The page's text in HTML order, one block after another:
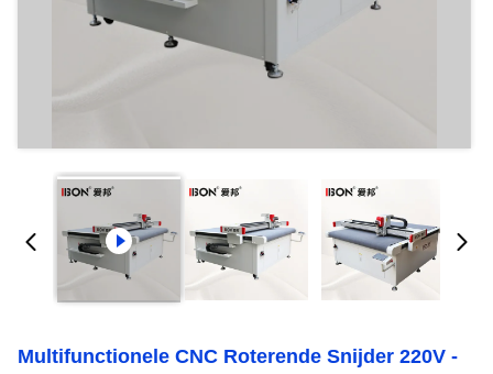
Multifunctionele CNC Roterende Snijder 220V -